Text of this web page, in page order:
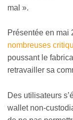
mal ».
Présentée en mai
nombreuses
poussant le
retravailler sa
Des utilisateurs
wallet non-